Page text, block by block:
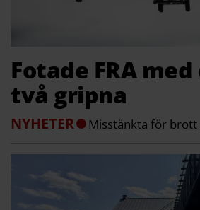
Fotade FRA
två gripna
NYHETER Misstänkta för